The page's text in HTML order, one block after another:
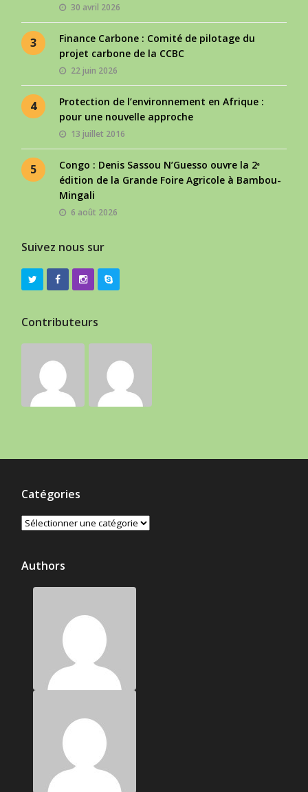
30 avril 2026
3
Finance Carbone : Comité de pilotage du
projet carbone de la CCBC
22 juin 2026
4
Protection de l’environnement en Afrique :
pour une nouvelle approche
13 juillet 2016
5
Congo : Denis Sassou N’Guesso ouvre la 2ᵉ
édition de la Grande Foire Agricole à Bambou-
Mingali
6 août 2026
Suivez nous sur
Contributeurs
Catégories
Catégories
Authors